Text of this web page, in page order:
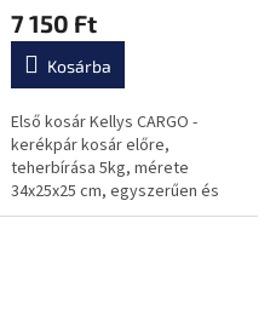
7 150 Ft
Kosárba
Első kosár Kellys CARGO -
kerékpár kosár előre,
teherbírása 5kg, mérete
34x25x25 cm, egyszerűen és
gyorsan rögzíthető, városi